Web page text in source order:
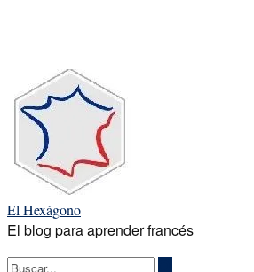
contenido
El Hexágono
El blog para aprender francés